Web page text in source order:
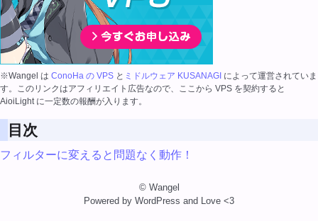
※Wangel は ConoHa の VPS と ミドルウェア KUSANAGI によって運営されていま
す。このリンクはアフィリエイト広告なので、ここから VPS を契約すると
AioiLight に一定数の報酬が入ります。
目次
フィルターに変えると問題なく動作！
© Wangel
Powered by WordPress and Love <3